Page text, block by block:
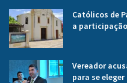
Católicos de
a
Vereador
para se